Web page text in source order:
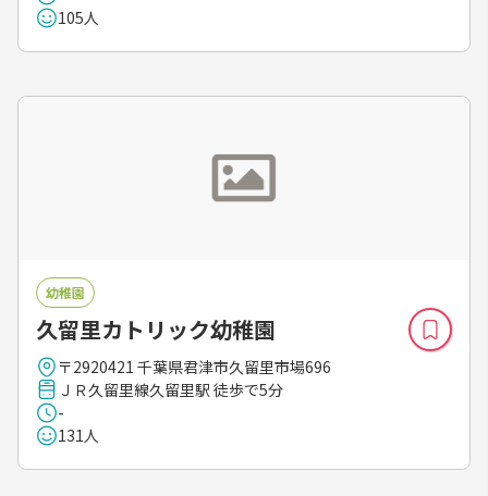
105人
幼稚園
久留里カトリック幼稚園
〒2920421 千葉県君津市久留里市場696
ＪＲ久留里線久留里駅 徒歩で5分
-
131人